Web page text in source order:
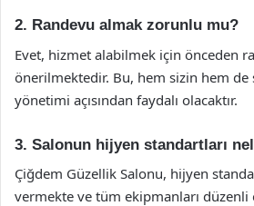
2. Randevu almak zorunlu mu?
Evet, hizmet alabilmek için önceden
önerilmektedir. Bu, hem sizin hem de
yönetimi açısından faydalı olacaktır.
3. Salonun hijyen standartları
Çiğdem Güzellik Salonu, hijyen
vermekte ve tüm ekipmanları düzenli